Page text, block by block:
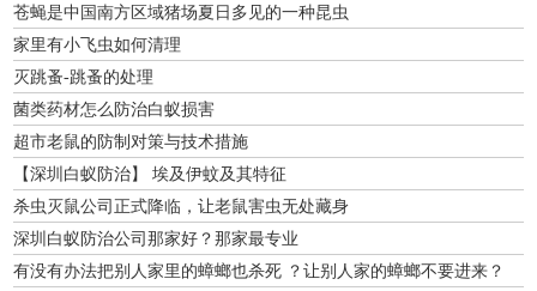
苍蝇是中国南方区域猪场夏日多见的一种昆虫
家里有小飞虫如何清理
灭跳蚤-跳蚤的处理
菌类药材怎么防治白蚁损害
超市老鼠的防制对策与技术措施
【深圳白蚁防治】 埃及伊蚊及其特征
杀虫灭鼠公司正式降临，让老鼠害虫无处藏身
深圳白蚁防治公司那家好？那家最专业
有没有办法把别人家里的蟑螂也杀死 ？让别人家的蟑螂不要进来？